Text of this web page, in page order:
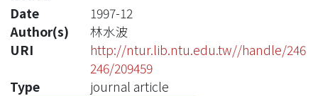
Date
1997-12
Author(s)
林水波
URI
http://ntur.lib.ntu.edu.tw//handle/246
246/209459
Type
journal article